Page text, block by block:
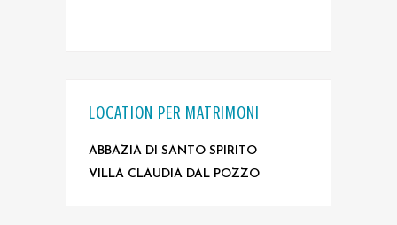
LOCATION PER MATRIMONI
ABBAZIA DI SANTO SPIRITO
VILLA CLAUDIA DAL POZZO